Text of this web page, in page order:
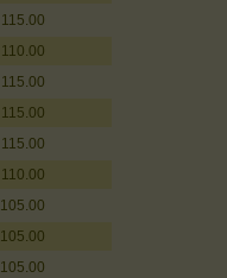
115.00
110.00
115.00
115.00
115.00
110.00
105.00
105.00
105.00